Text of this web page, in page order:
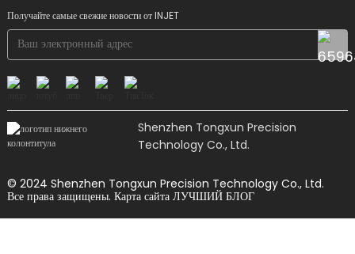
Получайте самые свежие новости от INJET
Shenzhen Tongxun Precision
Technology Co., Ltd.
© 2024 Shenzhen Tongxun Precision Technology Co., Ltd.
Все права защищены. Карта сайта ЛУЧШИЙ БЛОГ